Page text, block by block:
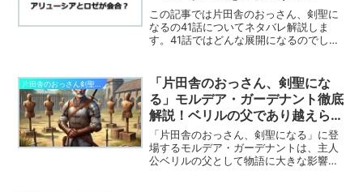
この記事では片田舎のおっさん、剣聖に
なるの41話についてネタバレ解説しま
す。41話ではどんな展開になるのでしょ
から記事の本文が始まります。片田舎の
おっさん、剣聖になる...
「片田舎のおっさん、剣聖にな
る」モルデア・ガーデナント徹底
解説！ベリルの父であり越えられ
ない最強の壁
「片田舎のおっさん、剣聖になる」に登
場するモルデア・ガーデナントは、主人
公ベリルの父として物語に大きな影響を